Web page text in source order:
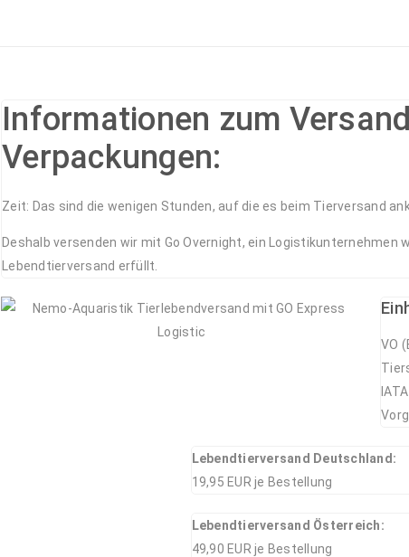
Informationen zum
Verpackungen:
Zeit: Das sind die wenigen Stunden, auf die es beim Tierversand
Deshalb versenden wir mit Go Overnight, ein
Lebendtierversand erfüllt.
VO
Lebendtierversand Deutschland:
19,95 EUR je Bestellung
Lebendtierversand Österreich:
49,90 EUR je Bestellung